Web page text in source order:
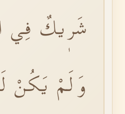
شَرٖيكٌ فِي
وَلَمْ يَكُنْ